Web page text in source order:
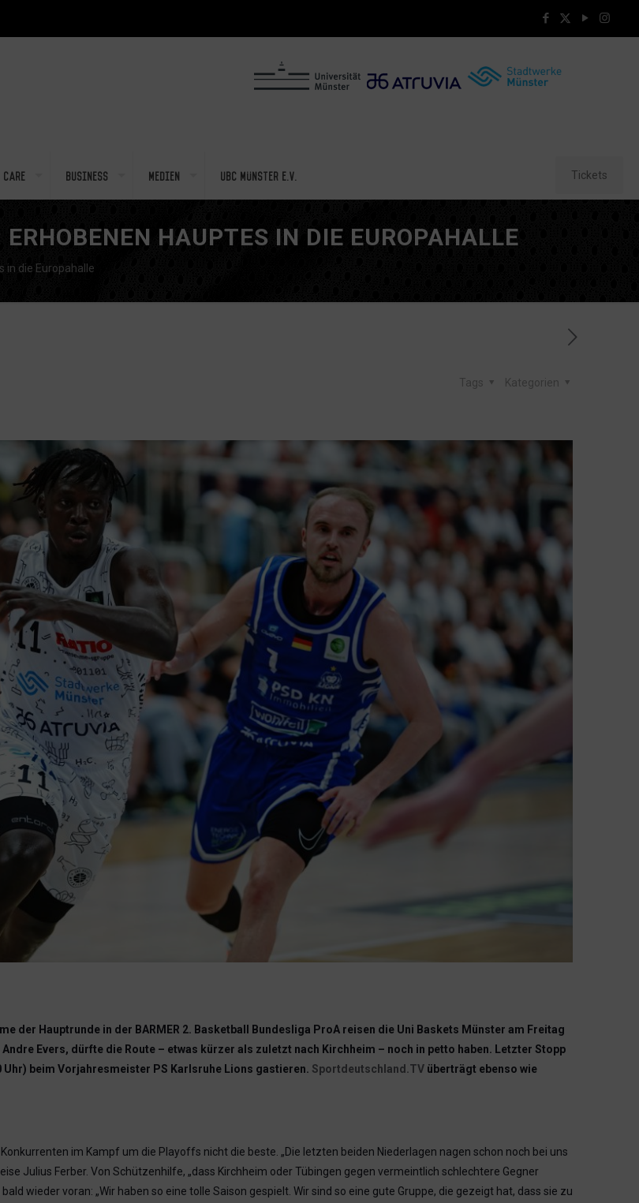
Care Business Medien UBC Münster e.V. Tickets
HAUPTES IN DIE EUROPAHALLE
in die Europahalle
Kategorien
Tags
der Hauptrunde in der BARMER 2. Basketball Bundesliga ProA reisen die Uni Baskets Münster am Freitag
Evers, dürfte die Route – etwas kürzer als zuletzt nach Kirchheim – noch in petto haben. Letzter Stopp
beim Vorjahresmeister PS Karlsruhe Lions gastieren. Sportdeutschland.TV überträgt ebenso wie
im Kampf um die Playoffs nicht die beste. „Die letzten beiden Niederlagen nagen schon noch bei uns
Julius Ferber. Von Schützenhilfe, „dass Kirchheim oder Tübingen gegen vermeintlich schlechtere Gegner
wieder voran: „Wir haben so eine tolle Saison gespielt. Wir sind so eine gute Gruppe, die gezeigt hat, dass sie zu